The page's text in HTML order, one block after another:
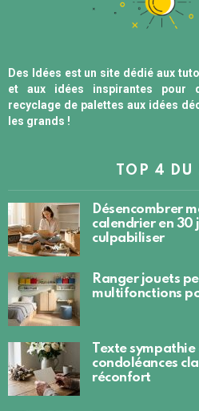
Des Idées est un site dédié aux
et aux idées inspirantes pour
recyclage de palettes aux idées
les grands !
TOP 4 DU
Désencombrer
calendrier en 30
culpabiliser
Ranger jouets
multifonctions
Texte
condoléances
réconfort